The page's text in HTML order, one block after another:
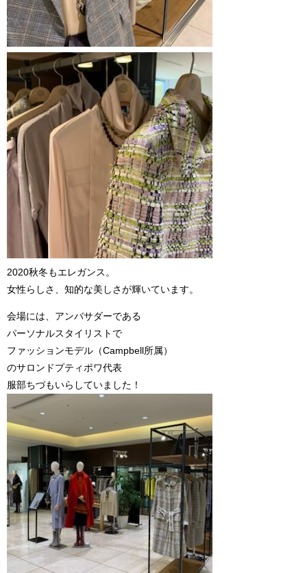
2020秋冬もエレガンス。
女性らしさ、知的な美しさが輝いています。
会場には、アンバサダーである
パーソナルスタイリストで
ファッションモデル（Campbell所属）
のサロンドプティポワ代表
服部ちづもいらしていました！